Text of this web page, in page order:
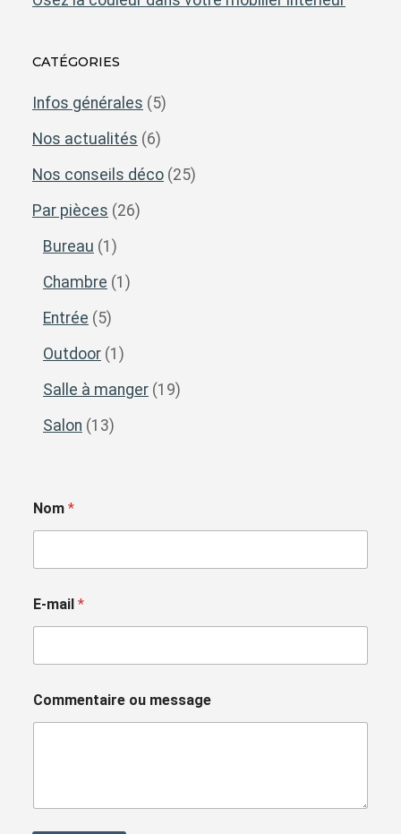
CATÉGORIES
Infos générales (5)
Nos actualités (6)
Nos conseils déco (25)
Par pièces (26)
Bureau (1)
Chambre (1)
Entrée (5)
Outdoor (1)
Salle à manger (19)
Salon (13)
Nom *
E-mail *
Commentaire ou message